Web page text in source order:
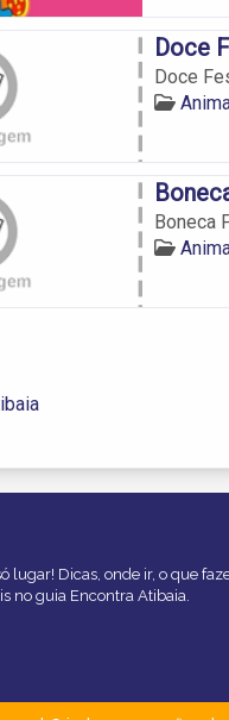
Doce
Doce
Boneca
lugar! Dicas, onde ir, o que
no guia Encontra Atibaia.